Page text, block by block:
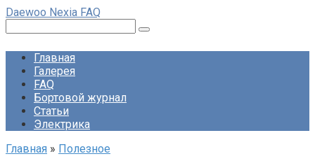
Перейти
контенту
Daewoo Nexia FAQ
Главная
Галерея
FAQ
Бортовой журнал
Статьи
Электрика
Главная » Полезное